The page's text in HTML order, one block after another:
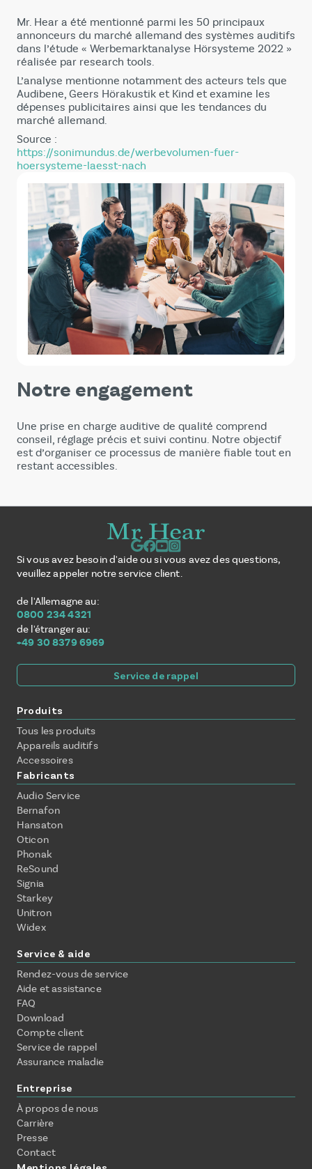
Mr. Hear a été mentionné parmi les 50 principaux
annonceurs du marché allemand des systèmes auditifs
dans l’étude « Werbemarktanalyse Hörsysteme 2022 »
réalisée par research tools.
L’analyse mentionne notamment des acteurs tels que
Audibene, Geers Hörakustik et Kind et examine les
dépenses publicitaires ainsi que les tendances du
marché allemand.
Source :
https://sonimundus.de/werbevolumen-fuer-
hoersysteme-laesst-nach
Notre engagement
Une prise en charge auditive de qualité comprend
conseil, réglage précis et suivi continu. Notre objectif
est d’organiser ce processus de manière fiable tout en
restant accessibles.
Si vous avez besoin d'aide ou si vous avez des questions,
veuillez appeler notre service client.
de l'Allemagne au:
0800 234 4321
de l'étranger au:
+49 30 8379 6969
Service de rappel
Produits
Tous les produits
Appareils auditifs
Accessoires
Fabricants
Audio Service
Bernafon
Hansaton
Oticon
Phonak
ReSound
Signia
Starkey
Unitron
Widex
Service & aide
Rendez-vous de service
Aide et assistance
FAQ
Download
Compte client
Service de rappel
Assurance maladie
Entreprise
À propos de nous
Carrière
Presse
Contact